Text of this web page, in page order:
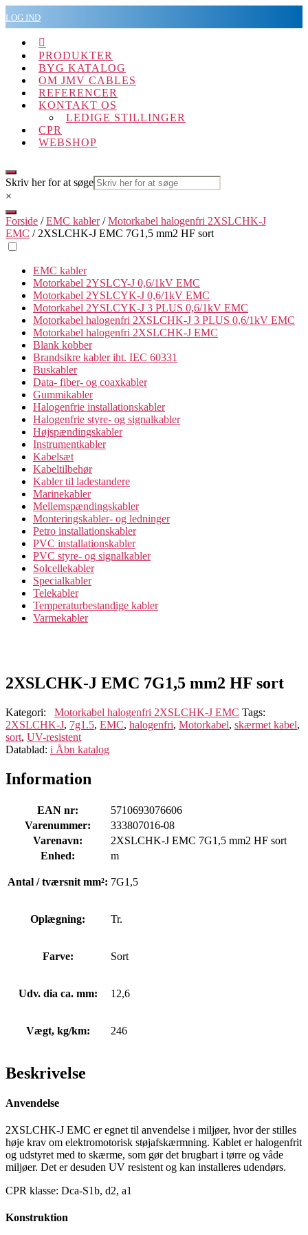
til
indholdet
LOG IND

PRODUKTER
BYG KATALOG
OM JMV CABLES
REFERENCER
KONTAKT OS
LEDIGE STILLINGER
CPR
WEBSHOP
Skriv her for at søge
×
Forside /EMC kabler/Motorkabel halogenfri 2XSLCHK-J
EMC / 2XSLCHK-J EMC 7G1,5 mm2 HF sort
EMC kabler
Motorkabel 2YSLCY-J 0,6/1kV EMC
Motorkabel 2YSLCYK-J 0,6/1kV EMC
Motorkabel 2YSLCYK-J 3 PLUS 0,6/1kV EMC
Motorkabel halogenfri 2XSLCHK-J 3 PLUS 0,6/1kV EMC
Motorkabel halogenfri 2XSLCHK-J EMC
Blank kobber
Brandsikre kabler iht. IEC 60331
Buskabler
Data- fiber- og coaxkabler
Gummikabler
Halogenfrie installationskabler
Halogenfrie styre- og signalkabler
Højspændingskabler
Instrumentkabler
Kabelsæt
Kabeltilbehør
Kabler til ladestandere
Marinekabler
Mellemspændingskabler
Monteringskabler- og ledninger
Petro installationskabler
PVC installationskabler
PVC styre- og signalkabler
Solcellekabler
Specialkabler
Telekabler
Temperaturbestandige kabler
Varmekabler
2XSLCHK-J EMC 7G1,5 mm2 HF sort
Kategori: Motorkabel halogenfri 2XSLCHK-J EMC Tags:
2XSLCHK-J, 7g1.5, EMC, halogenfri, Motorkabel, skærmet kabel,
sort, UV-resistent
Datablad: i Åbn katalog
Information
EAN nr:
5710693076606
Varenummer:
333807016-08
Varenavn:
2XSLCHK-J EMC 7G1,5 mm2 HF sort
Enhed:
m
Antal / tværsnit mm²: 7G1,5
Oplægning: Tr.
Farve: Sort
Udv. dia ca. mm: 12,6
Vægt, kg/km: 246
Beskrivelse
Anvendelse
2XSLCHK-J EMC er egnet til anvendelse i miljøer, hvor der stilles
høje krav om elektromotorisk støjafskærmning. Kablet er halogenfrit
og udstyret med to skærme, som gør det brugbart i tørre og våde
miljøer. Det er desuden UV resistent og kan installeres udendørs.
CPR klasse: Dca-S1b, d2, a1
Konstruktion